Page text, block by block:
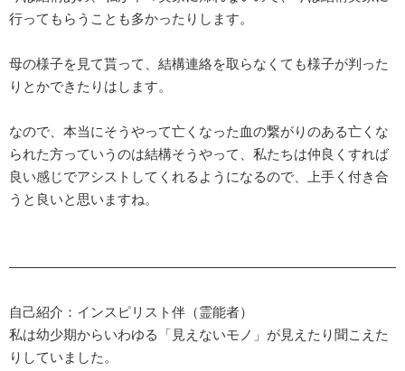
行ってもらうことも多かったりします。
母の様子を見て貰って、結構連絡を取らなくても様子が判った
りとかできたりはします。
なので、本当にそうやって亡くなった血の繋がりのある亡くな
られた方っていうのは結構そうやって、私たちは仲良くすれば
良い感じでアシストしてくれるようになるので、上手く付き合
うと良いと思いますね。
自己紹介：インスピリスト伴（霊能者）
私は幼少期からいわゆる「見えないモノ」が見えたり聞こえた
りしていました。